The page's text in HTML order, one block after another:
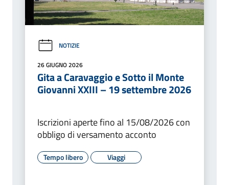
NOTIZIE
26 GIUGNO 2026
Gita a Caravaggio e Sotto il Monte
Giovanni XXIII – 19 settembre 2026
Iscrizioni aperte fino al 15/08/2026 con
obbligo di versamento acconto
Tempo libero Viaggi